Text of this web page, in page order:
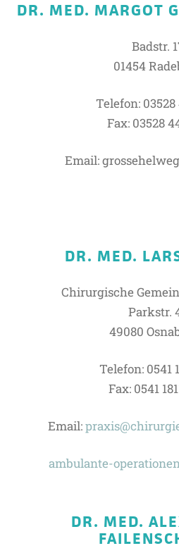
DR. MED. MARGOT
Badstr.
01454
Telefon:
Fax: 03528
Email:
DR. MED.
Chirurgische
Parkstr.
49080
Telefon: 0541
Fax: 0541
Email:
ambulante-
DR. MED.